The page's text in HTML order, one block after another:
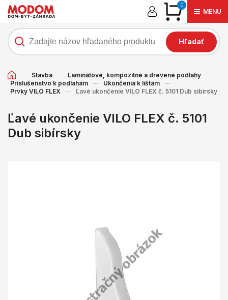
0
MENU
Hľadať
Stavba
Laminátové, kompozitné a drevené podlahy
Príslušenstvo k podlahám
Ukončenia k lištám
Prvky VILO FLEX
Ľavé ukončenie VILO FLEX č. 5101 Dub sibírsky
Ľavé ukončenie VILO FLEX č. 5101
Dub sibírsky